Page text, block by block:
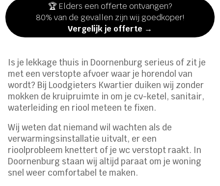
🏆 Elders een offerte ontvangen?
80% van de gevallen zijn wij goedkoper!
Vergelijk je offerte →
Is je lekkage thuis in Doornenburg serieus of zit je
met een verstopte afvoer waar je horendol van
wordt? Bij Loodgieters Kwartier duiken wij zonder
mokken de kruipruimte in om je cv-ketel, sanitair,
waterleiding en riool meteen te fixen.
Wij weten dat niemand wil wachten als de
verwarmingsinstallatie uitvalt, er een
rioolprobleem knettert of je wc verstopt raakt. In
Doornenburg staan wij altijd paraat om je woning
snel weer comfortabel te maken.